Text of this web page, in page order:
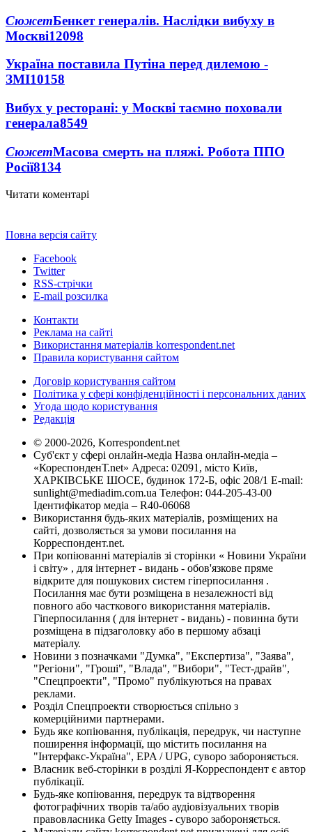
СюжетБенкет генералів. Наслідки вибуху в
Москві12098
Україна поставила Путіна перед дилемою -
ЗМІ10158
Вибух у ресторані: у Москві таємно поховали
генерала8549
СюжетМасова смерть на пляжі. Робота ППО
Росії8134
Читати коментарі
Повна версія сайту
Facebook
Twitter
RSS-стрічки
E-mail розсилка
Контакти
Реклама на сайті
Використання матеріалів korrespondent.net
Правила користування сайтом
Договір користування сайтом
Політика у сфері конфіденційності і персональних даних
Угода щодо користування
Редакція
© 2000-2026, Korrespondent.net
Суб'єкт у сфері онлайн-медіа Назва онлайн-медіа –
«КореспонденТ.net» Адреса: 02091, місто Київ,
ХАРКІВСЬКЕ ШОСЕ, будинок 172-Б, офіс 208/1 E-mail:
sunlight@mediadim.com.ua Телефон: 044-205-43-00
Ідентифікатор медіа – R40-06068
Використання будь-яких матеріалів, розміщених на
сайті, дозволяється за умови посилання на
Корреспондент.net.
При копіюванні матеріалів зі сторінки « Новини України
і світу» , для інтернет - видань - обов'язкове пряме
відкрите для пошукових систем гіперпосилання .
Посилання має бути розміщена в незалежності від
повного або часткового використання матеріалів.
Гіперпосилання ( для інтернет - видань) - повинна бути
розміщена в підзаголовку або в першому абзаці
матеріалу.
Новини з позначками "Думка", "Експертиза", "Заява",
"Регіони", "Гроші", "Влада", "Вибори", "Тест-драйв",
"Спецпроекти", "Промо" публікуються на правах
реклами.
Розділ Спецпроекти створюється спільно з
комерційними партнерами.
Будь яке копіювання, публікація, передрук, чи наступне
поширення інформації, що містить посилання на
"Інтерфакс-Україна", EPA / UPG, суворо забороняється.
Власник веб-сторінки в розділі Я-Корреспондент є автор
публікації.
Будь-яке копіювання, передрук та відтворення
фотографічних творів та/або аудіовізуальних творів
правовласника Getty Images - суворо забороняється.